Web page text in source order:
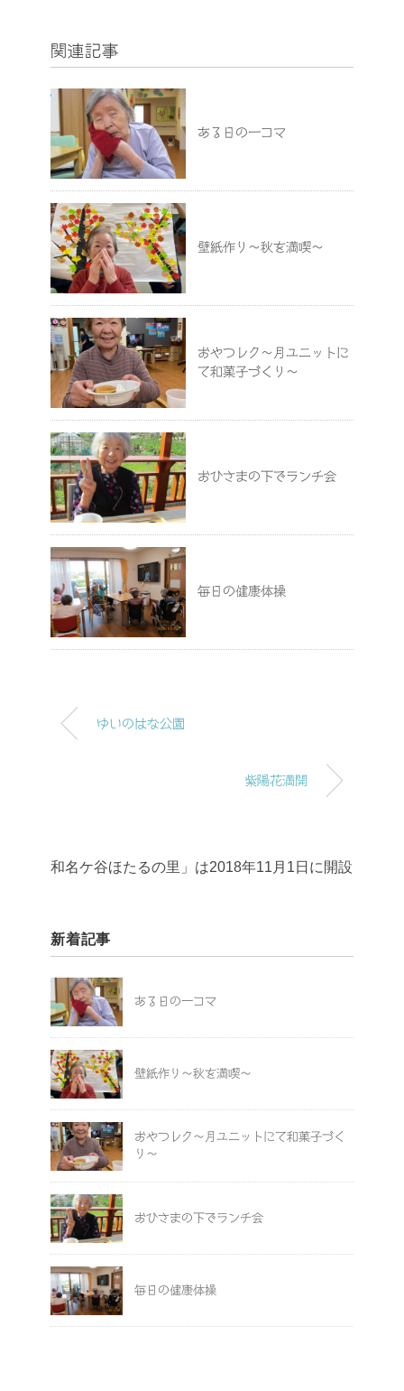
関連記事
ある日の一コマ
壁紙作り～秋を満喫～
おやつレク～月ユニットに
て和菓子づくり～
おひさまの下でランチ会
毎日の健康体操
ゆいのはな公園
紫陽花満開
和名ケ谷ほたるの里」は2018年11月1日に開設いたしまし
新着記事
ある日の一コマ
壁紙作り～秋を満喫～
おやつレク～月ユニットにて和菓子づく
り～
おひさまの下でランチ会
毎日の健康体操